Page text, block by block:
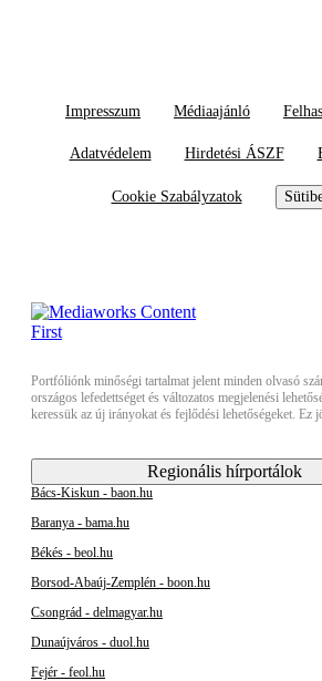
Impresszum Médiaajánló
Adatvédelem Hirdetési ÁSZF
Cookie Szabályzatok
Portfóliónk minőségi tartalmat jelent minden olvasó
országos lefedettséget és változatos megjelenési
keressük az új irányokat és fejlődési lehetőségeket. Ez
Regionális hírportálok
Bács-Kiskun - baon.hu
Baranya - bama.hu
Békés - beol.hu
Borsod-Abaúj-Zemplén - boon.hu
Csongrád - delmagyar.hu
Dunaújváros - duol.hu
Fejér - feol.hu